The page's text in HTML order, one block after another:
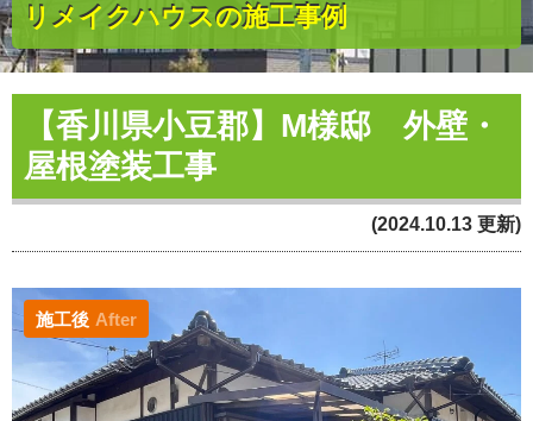
リメイクハウスの施工事例
【香川県小豆郡】M様邸 外壁・
屋根塗装工事
(2024.10.13 更新)
施工後 After